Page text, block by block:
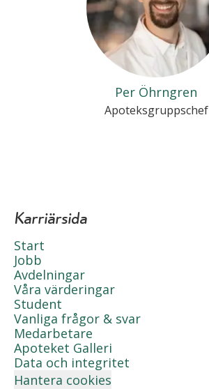
Per Öhrngren
Apoteksgruppschef
Karriärsida
Start
Jobb
Avdelningar
Våra värderingar
Student
Vanliga frågor & svar
Medarbetare
Apoteket Galleri
Data och integritet
Hantera cookies